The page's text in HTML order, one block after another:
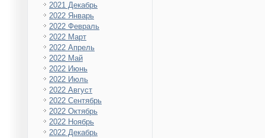
2021 Декабрь
2022 Январь
2022 Февраль
2022 Март
2022 Апрель
2022 Май
2022 Июнь
2022 Июль
2022 Август
2022 Сентябрь
2022 Октябрь
2022 Ноябрь
2022 Декабрь